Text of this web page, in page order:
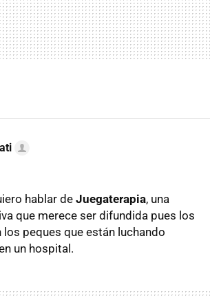
hablar deJuegaterapia, una
que merece ser difundida pues los
peques que están luchando
un hospital.